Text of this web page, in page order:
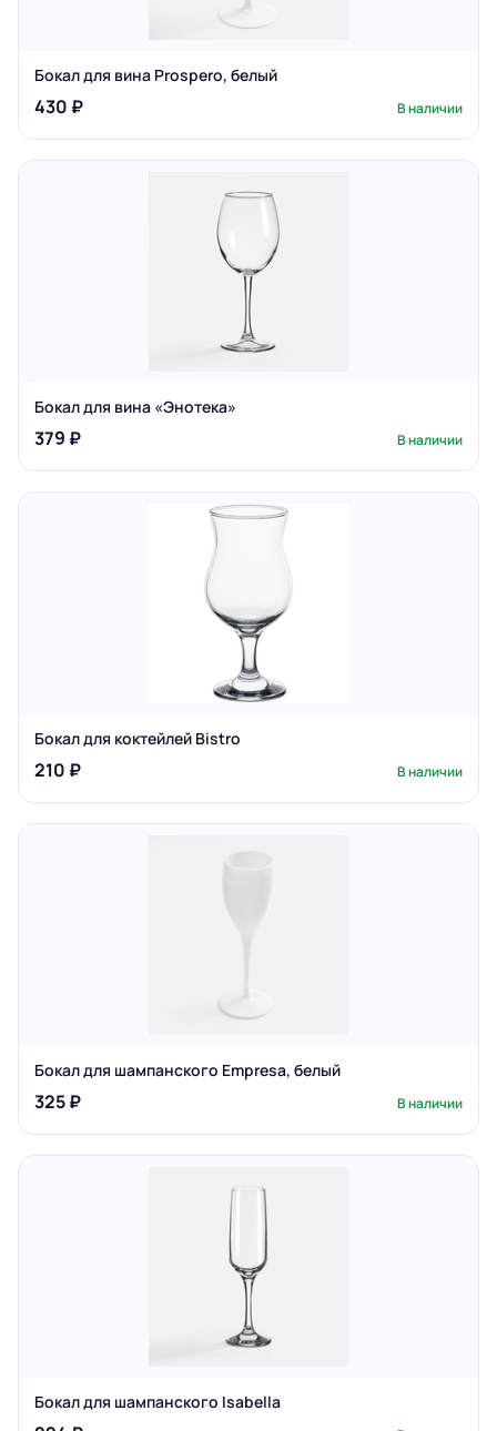
Бокал для вина Prospero, белый
430 ₽ В наличии
Бокал для вина «Энотека»
379 ₽ В наличии
Бокал для коктейлей Bistro
210 ₽ В наличии
Бокал для шампанского Empresa, белый
325 ₽ В наличии
Бокал для шампанского Isabella